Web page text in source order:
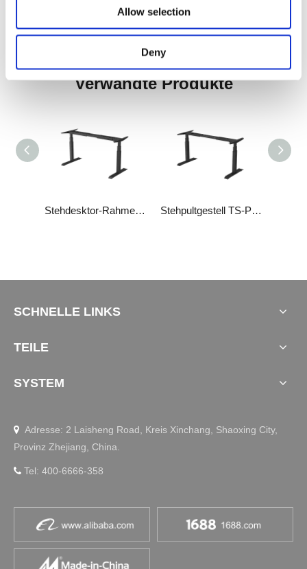
Allow selection
Deny
Packungsspezifikation: 1085*325*200 mm
Verwandte Produkte
Stehdesktor-Rahmen TS-EZ3.0 Stehpultgestell TS-Plus
SCHNELLE LINKS
TEILE
SYSTEM
 Adresse: 2 Laisheng Road, Kreis Xinchang, Shaoxing City,
Provinz Zhejiang, China.
 Tel: 400-6666-358